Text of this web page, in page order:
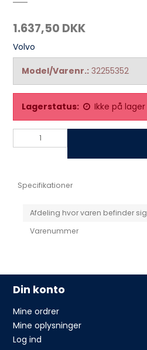
1.637,50 DKK
Volvo
Model/Varenr.: 32255352
Lagerstatus: Ikke på lager
Specifikationer
Afdeling hvor varen befinder sig
Varenummer
Din konto
Mine ordrer
Mine oplysninger
Log ind